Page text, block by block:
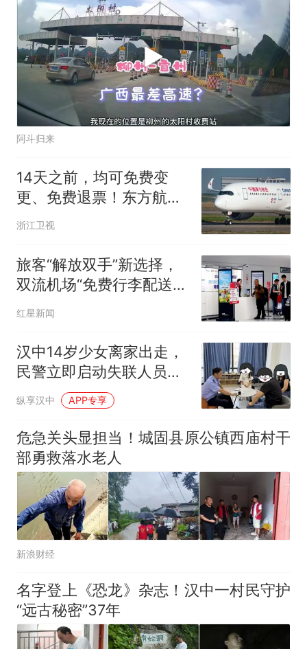
阿斗归来
14天之前，均可免费变
更、免费退票！东方航空
更新国内客票退改细则
浙江卫视
旅客“解放双手”新选择，
双流机场“免费行李配送”
服务突破50000单
红星新闻
汉中14岁少女离家出走，
民警立即启动失联人员快
速查找机制
纵享汉中 APP专享
危急关头显担当！城固县原公镇西庙村干
部勇救落水老人
新浪财经
名字登上《恐龙》杂志！汉中一村民守护
“远古秘密”37年